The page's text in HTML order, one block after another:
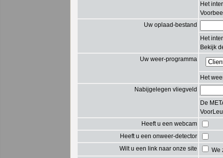
Het
Uw oplaad-bestand
Het
Bekijk
Uw weer-programma
Het
Nabijgelegen vliegveld
De
Heeft u een webcam
Heeft u een onweer-detector
Wilt u een link naar onze site
We